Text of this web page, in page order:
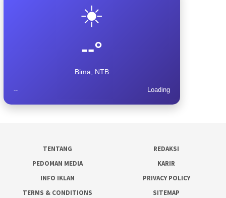
☀️
--°
Bima, NTB
-- Loading
TENTANG
REDAKSI
PEDOMAN MEDIA
KARIR
INFO IKLAN
PRIVACY POLICY
TERMS & CONDITIONS
SITEMAP